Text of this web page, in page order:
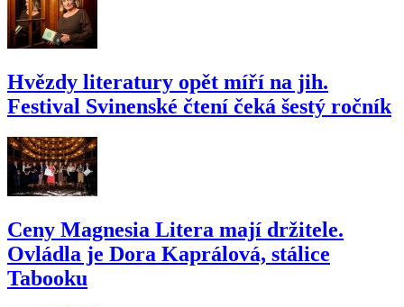
Hvězdy literatury opět míří na jih.
Festival Svinenské čtení čeká šestý ročník
Ceny Magnesia Litera mají držitele.
Ovládla je Dora Kaprálová, stálice
Tabooku